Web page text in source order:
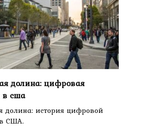
долина: цифровая
в сша
долина: история цифровой
США.